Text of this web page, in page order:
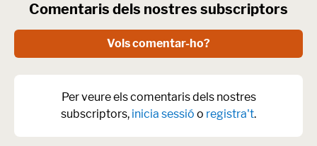
Comentaris dels nostres subscriptors
Vols comentar-ho?
Per veure els comentaris dels nostres
subscriptors, inicia sessió o registra't.